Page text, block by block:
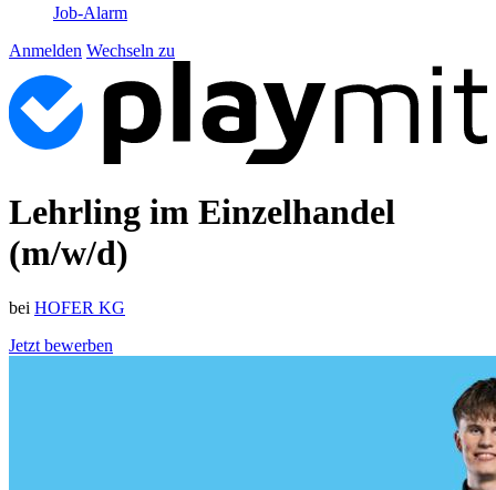
Job-Alarm
Anmelden Wechseln zu
Lehrling im Einzelhandel
(m/w/d)
bei HOFER KG
Jetzt bewerben